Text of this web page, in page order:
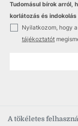
A tökéletes
Tudomásul bírok arról,
korlátozás és
Nyilatkozom, hogy
tájékoztatót